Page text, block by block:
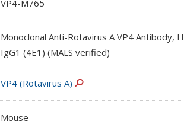
VP4-M765
Monoclonal Anti-Rotavirus A VP4 Antibody,
IgG1 (4E1) (MALS verified)
VP4 (Rotavirus A)
Mouse